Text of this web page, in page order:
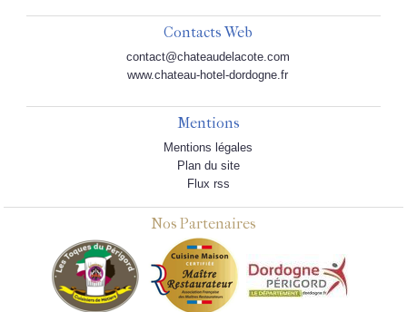
Contacts Web
contact@chateaudelacote.com
www.chateau-hotel-dordogne.fr
Mentions
Mentions légales
Plan du site
Flux rss
Nos Partenaires